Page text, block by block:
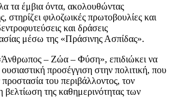
τα έμβια όντα, ακολουθώντας
στηρίζει φιλοζωικές πρωτοβουλίες και
και δράσεις
μέσω της «Πράσινης Ασπίδας».
– Ζώα – Φύση», επιδιώκει να
προσέγγιση στην πολιτική, που
προστασία του περιβάλλοντος, τον
της καθημερινότητας των